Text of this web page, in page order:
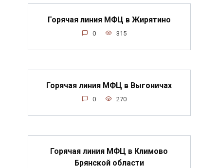
Горячая линия МФЦ в Жирятино
0 315
Горячая линия МФЦ в Выгоничах
0 270
Горячая линия МФЦ в Климово
Брянской области